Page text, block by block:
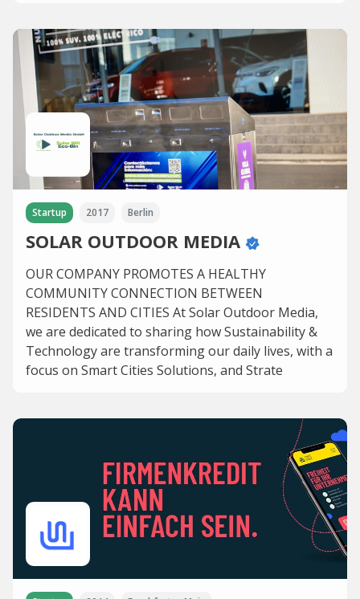
Startup 2017 Berlin
SOLAR OUTDOOR MEDIA
OUR COMPANY PROMOTES A HEALTHY
COMMUNITY CONNECTION BETWEEN
RESIDENTS AND CITIES At Solar Outdoor Media,
we are dedicated to sharing how Sustainability &
Technology are transforming our daily lives, with a
focus on Smart Cities Solutions, and Strate